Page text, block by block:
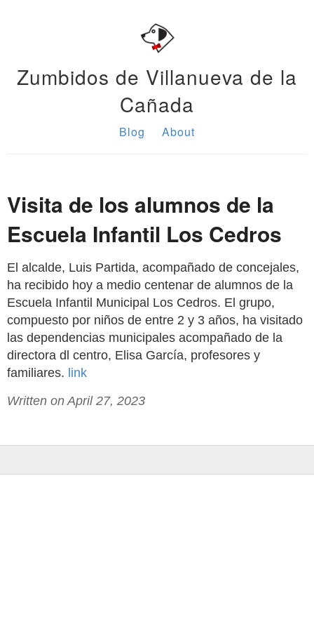
Zumbidos de Villanueva de la
Cañada
Blog About
Visita de los alumnos de la
Escuela Infantil Los Cedros
El alcalde, Luis Partida, acompañado de concejales,
ha recibido hoy a medio centenar de alumnos de la
Escuela Infantil Municipal Los Cedros. El grupo,
compuesto por niños de entre 2 y 3 años, ha visitado
las dependencias municipales acompañado de la
directora dl centro, Elisa García, profesores y
familiares. link
Written on April 27, 2023